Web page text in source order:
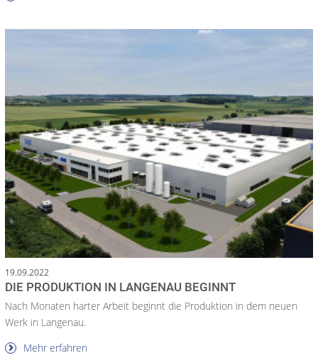
19.09.2022
DIE PRODUKTION IN LANGENAU BEGINNT
Nach Monaten harter Arbeit beginnt die Produktion in dem neuen
Werk in Langenau.
Mehr erfahren